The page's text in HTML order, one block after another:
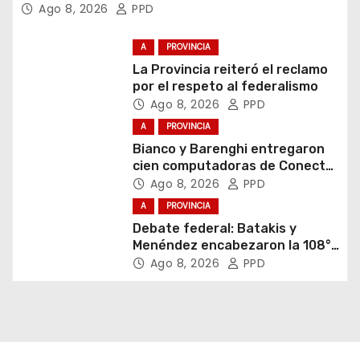
Ago 8, 2026 PPD
A PROVINCIA
La Provincia reiteró el reclamo
por el respeto al federalismo
Ago 8, 2026 PPD
A PROVINCIA
Bianco y Barenghi entregaron
cien computadoras de Conectar
Igualdad Bonaerense
Ago 8, 2026 PPD
A PROVINCIA
Debate federal: Batakis y
Menéndez encabezaron la 108°
Asamblea del CNV
Ago 8, 2026 PPD